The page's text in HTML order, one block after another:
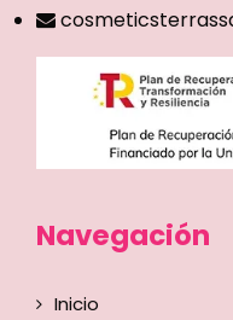
Navegación
Inicio